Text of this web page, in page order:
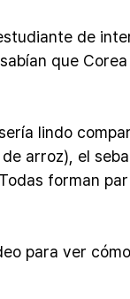
de
que
lindo
arroz), el
forman
para ver